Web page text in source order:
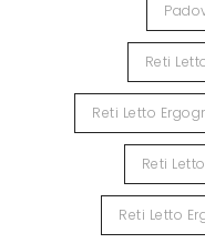
Reti
Reti Letto
Reti
Reti Letto